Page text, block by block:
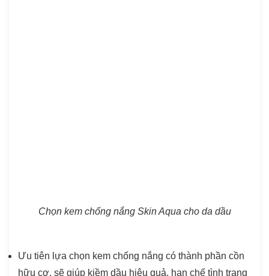
Chọn kem chống nắng Skin Aqua cho da dầu
Ưu tiên lựa chọn kem chống nắng có thành phần cồn
hữu cơ, sẽ giúp kiềm dầu hiệu quả, hạn chế tình trạng